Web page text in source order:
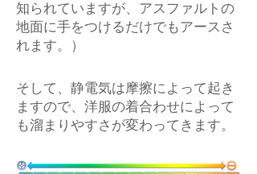
知られていますが、アスファルトの
地面に手をつけるだけでもアースさ
れます。）
そして、静電気は摩擦によって起き
ますので、洋服の着合わせによって
も溜まりやすさが変わってきます。